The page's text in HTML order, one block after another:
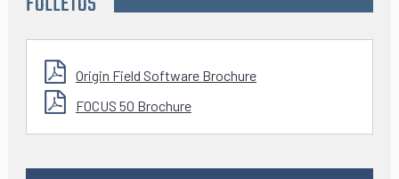
Origin Field Software Brochure
FOCUS 50 Brochure